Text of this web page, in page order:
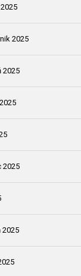
2025
2025
2025
2025